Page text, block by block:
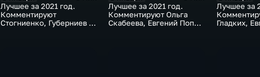
Лучшее за 2021 год.
Комментируют
Стогниенко, Губерниев и
Лучшее за 2021 год.
Комментируют Ольга
Скабеева, Евгений Попов
Лучшее за
Гладких,